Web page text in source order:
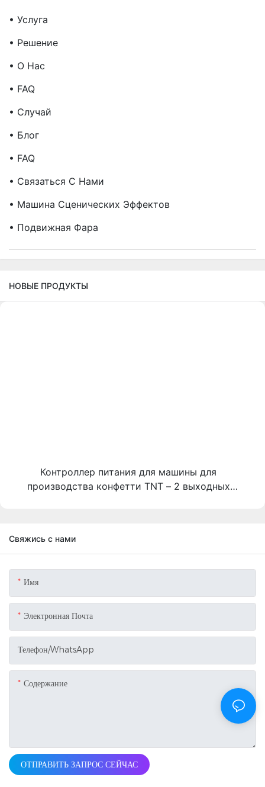
• Услуга
• Решение
• О Нас
• FAQ
• Случай
• Блог
• FAQ
• Связаться С Нами
• Машина Сценических Эффектов
• Подвижная Фара
НОВЫЕ ПРОДУКТЫ
Контроллер питания для машины для
производства конфетти TNT – 2 выходных
Свяжись с нами
Имя
Электронная Почта
Телефон/WhatsApp
Содержание
ОТПРАВИТЬ ЗАПРОС СЕЙЧАС